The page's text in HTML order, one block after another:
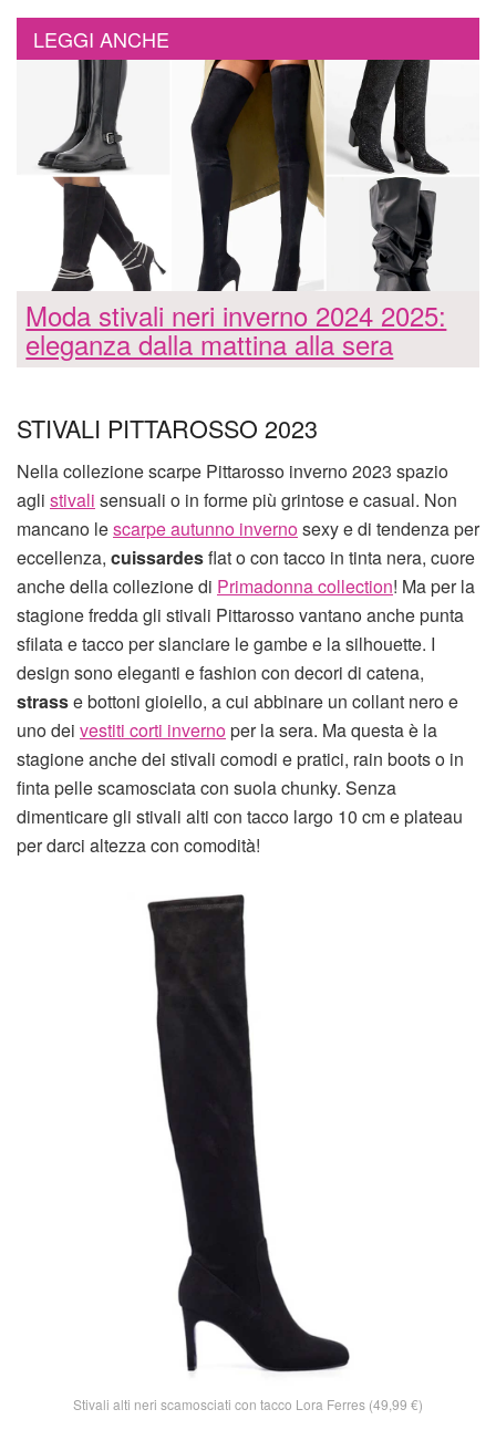
LEGGI ANCHE
Moda stivali neri inverno 2024 2025:
eleganza dalla mattina alla sera
STIVALI PITTAROSSO 2023
Nella collezione scarpe Pittarosso inverno 2023 spazio
agli stivali sensuali o in forme più grintose e casual. Non
mancano lescarpe autunno invernosexy e di tendenza per
eccellenza, cuissardesflat o con tacco in tinta nera, cuore
anche della collezione di Primadonna collection! Ma per la
stagione fredda gli stivali Pittarosso vantano anche punta
sfilata e tacco per slanciare le gambe e la silhouette. I
design sono eleganti e fashion con decori di catena,
strasse bottoni gioiello, a cui abbinare un collant nero e
uno dei vestiti corti invernoper la sera. Ma questa è la
stagione anche dei stivali comodi e pratici, rain boots o in
finta pelle scamosciata con suola chunky. Senza
dimenticare gli stivali alti con tacco largo 10 cm e plateau
per darci altezza con comodità!
Stivali alti neri scamosciati con tacco Lora Ferres (49,99 €)